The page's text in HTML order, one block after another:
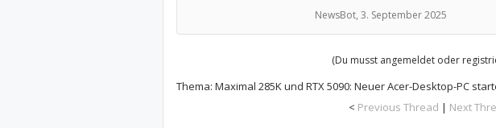
NewsBot, 3. September 2025
(Du musst angemeldet oder
Thema: Maximal 285K und RTX 5090: Neuer Acer-Desktop-PC
< Previous Thread | Next